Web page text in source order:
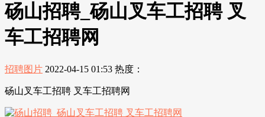
砀山招聘_砀山叉车工招聘 叉
车工招聘网
招聘图片 2022-04-15 01:53 热度：
砀山叉车工招聘 叉车工招聘网